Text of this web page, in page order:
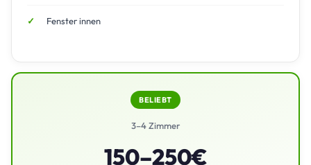
Fenster innen
BELIEBT
3–4 Zimmer
150–250€